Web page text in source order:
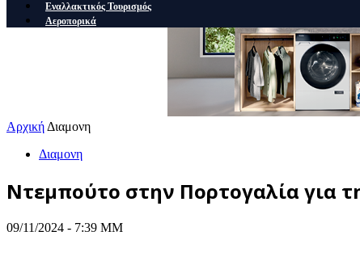
Εναλλακτικός Τουρισμός
Αεροπορικά
Αρχική Διαμονη
Διαμονη
Ντεμπούτο στην Πορτογαλία για
09/11/2024 - 7:39 ΜΜ